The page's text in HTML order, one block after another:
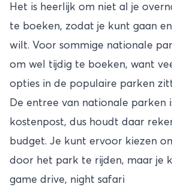
Het is heerlijk om niet al je
te boeken, zodat je kunt gaan
wilt. Voor sommige nationale
om wel tijdig te boeken, want
opties in de populaire parken
De entree van nationale parken
kostenpost, dus houdt daar
budget. Je kunt ervoor kiezen
door het park te rijden, maar je
game drive, night safari